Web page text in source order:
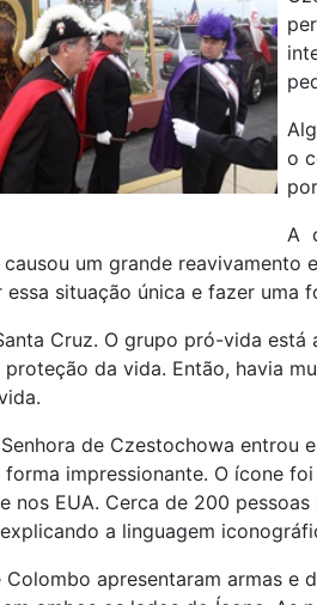
o
A
um grande reavivamento
situação única e fazer uma
Cruz. O grupo pró-vida está
da vida. Então, havia
de Czestochowa
impressionante. O ícone
nos EUA. Cerca de 200
a linguagem
Colombo apresentaram armas e